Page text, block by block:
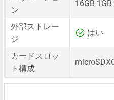
ン
16GB 1GB
外部ストレー
ジ
はい
カードスロッ
ト構成